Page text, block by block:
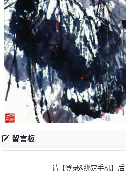
留言板
请 【登录&绑定手机】 后